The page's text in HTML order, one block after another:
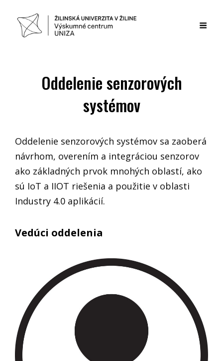
Oddelenie senzorových
systémov
Oddelenie senzorových systémov sa zaoberá
návrhom, overením a integráciou senzorov
ako základných prvok mnohých oblastí, ako
sú IoT a IIOT riešenia a použitie v oblasti
Industry 4.0 aplikácií.
Vedúci oddelenia